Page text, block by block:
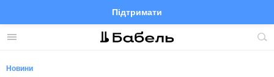
Меню
Підтримати
FacebookTelegramTwitter
Новини